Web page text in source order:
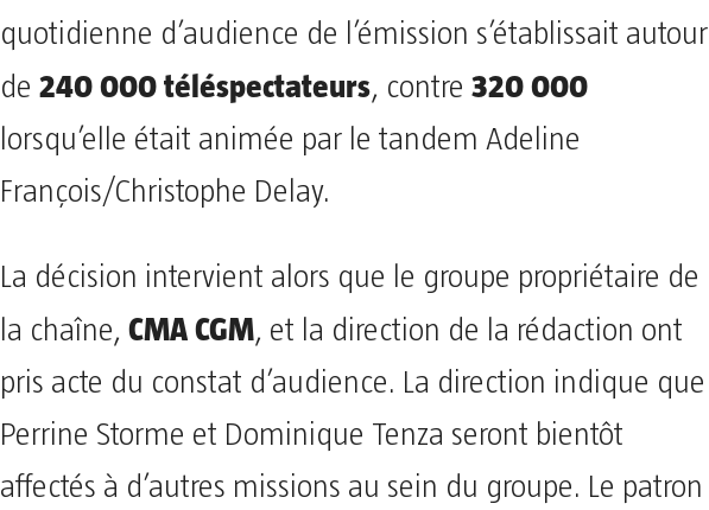
quotidienne d’audience de l’émission s’établissait autour
de 240 000 téléspectateurs, contre 320 000
lorsqu’elle était animée par le tandem Adeline
François/Christophe Delay.
La décision intervient alors que le groupe propriétaire de
la chaîne, CMA CGM, et la direction de la rédaction ont
pris acte du constat d’audience. La direction indique que
Perrine Storme et Dominique Tenza seront bientôt
affectés à d’autres missions au sein du groupe. Le patron